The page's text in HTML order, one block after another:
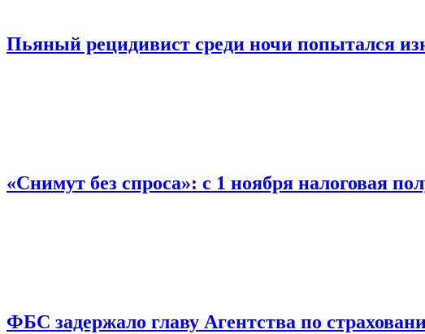
Пьяный рецидивист среди ночи попытался
«Снимут без спроса»: с 1 ноября налоговая
ФБС задержало главу Агентства по